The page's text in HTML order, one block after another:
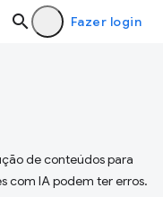
Fazer login
de conteúdos para
com IA podem ter erros.